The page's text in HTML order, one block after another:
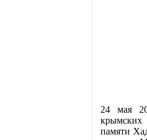
24 мая
крымских
памяти